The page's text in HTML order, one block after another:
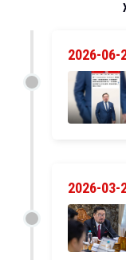
2026-06-
2026-03-